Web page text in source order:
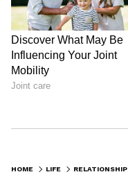
HOME LIFE RELATIONSHIP